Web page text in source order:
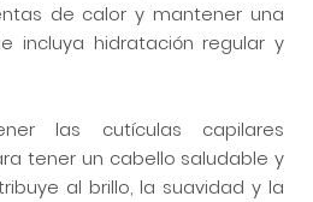
de calor y mantener una
incluya hidratación regular y
las cutículas capilares
tener un cabello saludable y
al brillo, la suavidad y la